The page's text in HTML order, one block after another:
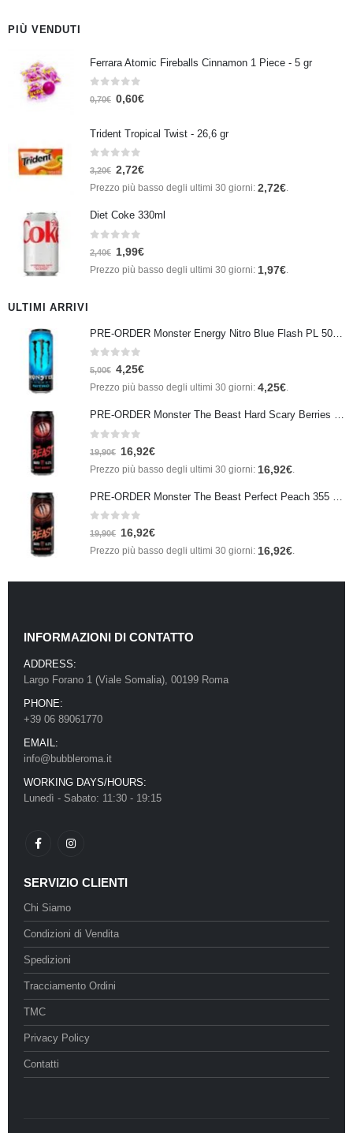
PIÙ VENDUTI
Ferrara Atomic Fireballs Cinnamon 1 Piece - 5 gr
Su 5
0,70€ 0,60€
Trident Tropical Twist - 26,6 gr
Su 5
3,20€ 2,72€
Prezzo più basso degli ultimi 30 giorni: 2,72€.
Diet Coke 330ml
Su 5
2,40€ 1,99€
Prezzo più basso degli ultimi 30 giorni: 1,97€.
ULTIMI ARRIVI
Su 5
5,00€ 4,25€
Prezzo più basso degli ultimi 30 giorni: 4,25€.
PRE-ORDER Monster The Beast Hard Scary Berries 355 ml IN ARRIVO ENTRO IL 21 SETTEMBRE
Su 5
19,90€ 16,92€
Prezzo più basso degli ultimi 30 giorni: 16,92€.
Su 5
19,90€ 16,92€
Prezzo più basso degli ultimi 30 giorni: 16,92€.
INFORMAZIONI DI CONTATTO
ADDRESS:
Largo Forano 1 (Viale Somalia), 00199 Roma
PHONE:
+39 06 89061770
EMAIL:
info@bubbleroma.it
WORKING DAYS/HOURS:
Lunedì - Sabato: 11:30 - 19:15
SERVIZIO CLIENTI
Chi Siamo
Condizioni di Vendita
Spedizioni
Tracciamento Ordini
TMC
Privacy Policy
Contatti